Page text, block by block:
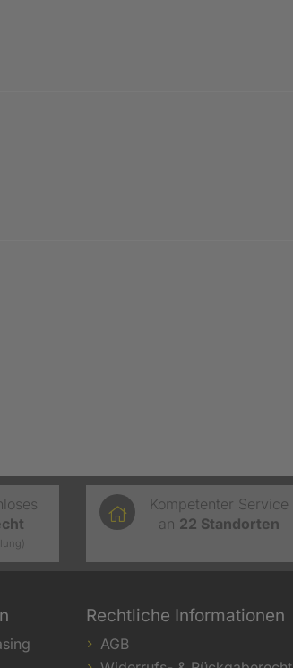
Kompetenter Service
an 22 Standorten
Rechtliche Informationen
AGB